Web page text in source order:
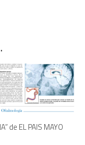
de EL PAIS MAYO